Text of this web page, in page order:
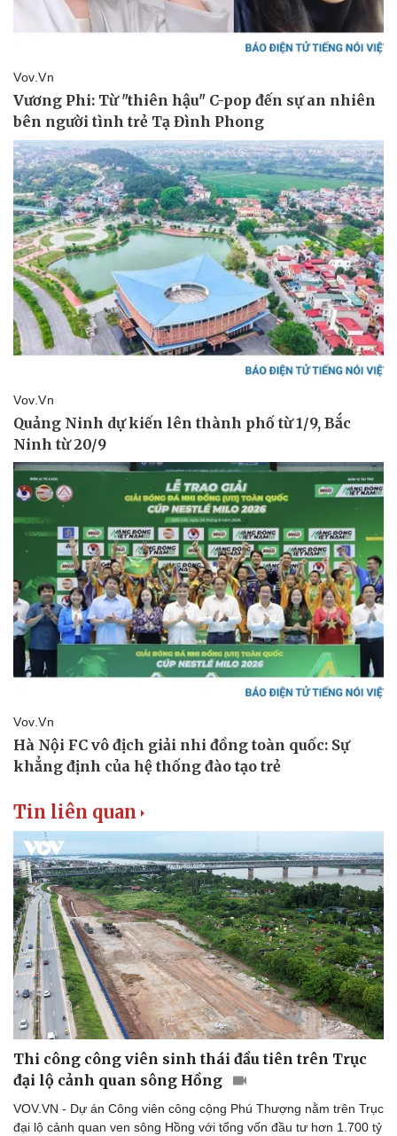
Vụ án
Tin nóng
Tư vấn luật
Việt Nam
Phân tích
Tin liên quan
Thi công công viên sinh thái đầu tiên trên Trục
đại lộ cảnh quan sông Hồng
VOV.VN - Dự án Công viên công cộng Phú Thượng nằm trên Trục
đại lộ cảnh quan ven sông Hồng với tổng vốn đầu tư hơn 1.700 tỷ